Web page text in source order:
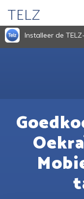
TELZ
Installeer de